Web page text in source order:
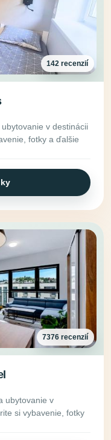
142 recenzií
v destinácii
fotky a ďalšie
7376 recenzií
ubytovanie v
si vybavenie, fotky